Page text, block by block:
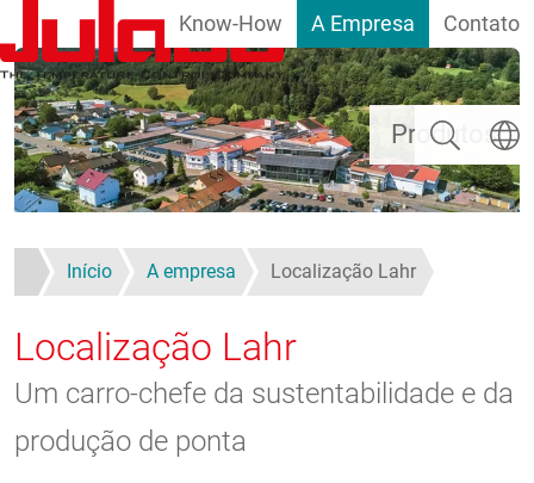
Passar para o conteúdo principal
Produtos
Know-How A Empresa Contato
Pesquisar
Início A empresa Localização Lahr
Localização Lahr
Um carro-chefe da sustentabilidade e da
produção de ponta